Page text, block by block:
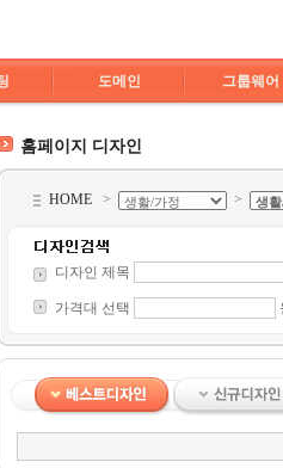
도메인 그룹웨어
홈페이지 디자인
HOME > >
디자인 제목
가격대 선택